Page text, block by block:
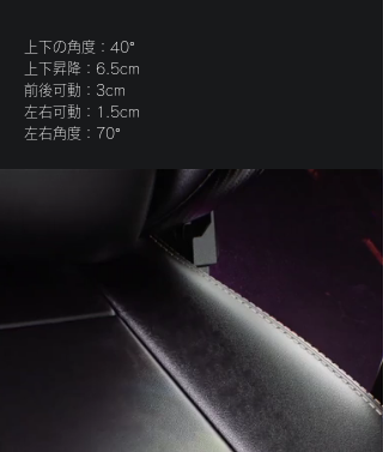
上下の角度：40°
上下昇降：6.5cm
前後可動：3cm
左右可動：1.5cm
左右角度：70°